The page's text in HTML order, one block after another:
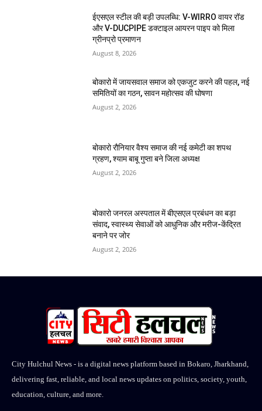
ईएसएल स्टील की बड़ी उपलब्धि: V-WIRRO वायर रॉड
और V-DUCPIPE डक्टाइल आयरन पाइप को मिला
ग्रीनप्रो प्रमाणन
August 8, 2026
बोकारो में जायसवाल समाज को एकजुट करने की पहल, नई
समितियों का गठन, सावन महोत्सव की घोषणा
August 2, 2026
बोकारो रौनियार वैश्य समाज की नई कमेटी का शपथ
ग्रहण, श्याम बाबू गुप्ता बने जिला अध्यक्ष
August 2, 2026
बोकारो जनरल अस्पताल में बीएसएल प्रबंधन का बड़ा
संवाद, स्वास्थ्य सेवाओं को आधुनिक और मरीज-केंद्रित
बनाने पर जोर
August 2, 2026
City Hulchul News - is a digital news platform based in Bokaro, Jharkhand,
delivering fast, reliable, and local news updates on politics, society, youth,
education, culture, and more.